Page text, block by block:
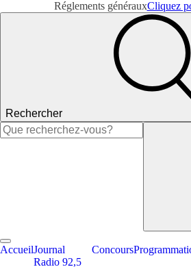
Réglements générauxCliquez
Rechercher
Rechercher :
AccueilJournal
Radio 92,5
Concours